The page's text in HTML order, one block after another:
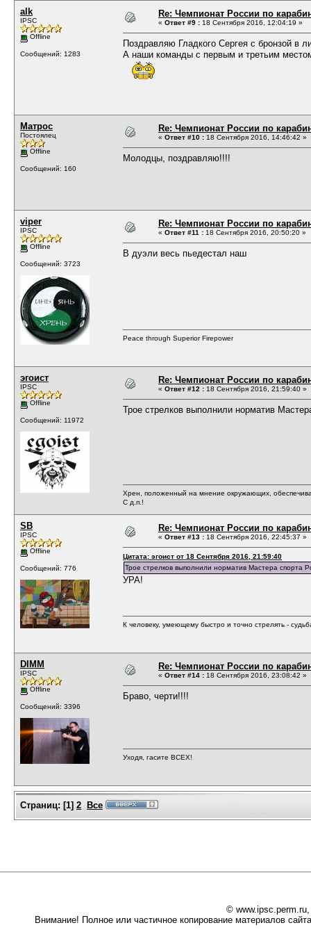
alk
IPSC
Offline
Сообщений: 1283
Re: Чемпионат России по
« Ответ #9 : 18 Сентября 2016, 12:04:19 »
Поздравляю Гладкого Сергея с бронзой в
А наши команды с первым и третьим
Матрос
Постоялец
Offline
Сообщений: 160
Re: Чемпионат России по
« Ответ #10 : 18 Сентября 2016, 14:46:42 »
Молодцы, поздравляю!!!!
viper
IPSC
Offline
Сообщений: 3723
Re: Чемпионат России по
« Ответ #11 : 18 Сентября 2016, 20:50:20 »
В дуэли весь пьедестал наш
Peace through Superior Firepower
эгоист
IPSC
Offline
Сообщений: 11972
Re: Чемпионат России по
« Ответ #12 : 18 Сентября 2016, 21:59:40 »
Трое стрелков выполнили норматив
Хрен, положенный на мнение окружающих,
С д.п.!
SB
IPSC
Offline
Сообщений: 776
Re: Чемпионат России по
« Ответ #13 : 18 Сентября 2016, 22:45:37 »
Цитата: эгоист от 18 Сентября 2016, 21:59:40
Трое стрелков выполнили норматив Мастера спорта
УРА!
К человеку, умеющему быстро и точно стрелять -
DIMM
IPSC
Offline
Сообщений: 3396
Re: Чемпионат России по
« Ответ #14 : 18 Сентября 2016, 23:08:42 »
Браво, черти!!!!
Уходя, гасите ВСЕХ!
Страниц: [1] 2 Все
©
Внимание! Полное или частичное копирование материалов